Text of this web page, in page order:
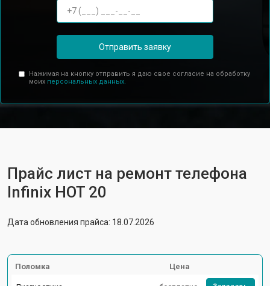
Отправить заявку
Нажимая на кнопку отправить я даю свое согласие на обработку
моих персональных данных.
Прайс лист на ремонт телефона
Infinix HOT 20
Дата обновления прайса: 18.07.2026
Поломка Цена